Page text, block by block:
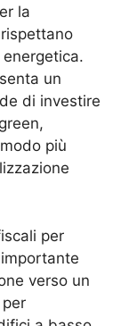
la
un
di investire
più
per
verso un